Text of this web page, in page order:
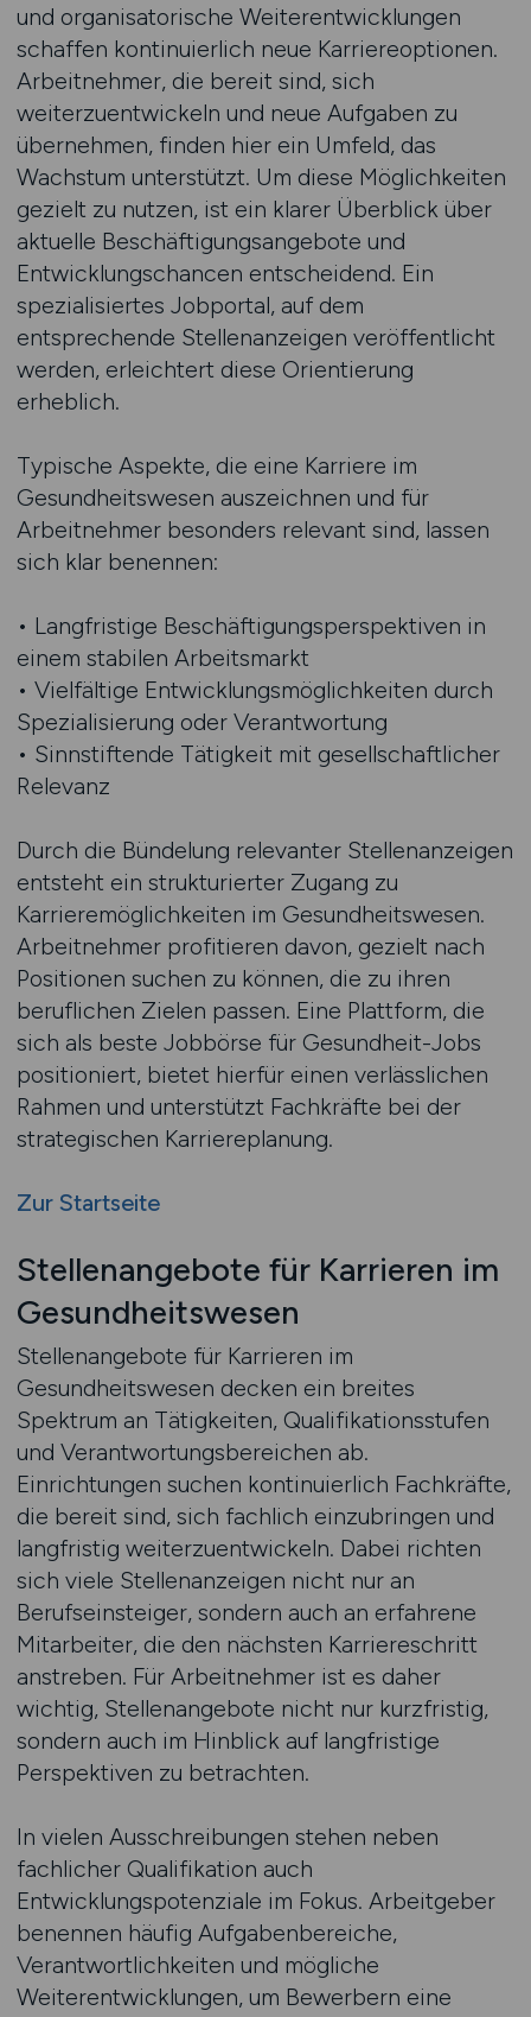
und organisatorische Weiterentwicklungen
schaffen kontinuierlich neue Karriereoptionen.
Arbeitnehmer, die bereit sind, sich
weiterzuentwickeln und neue Aufgaben zu
übernehmen, finden hier ein Umfeld, das
Wachstum unterstützt. Um diese Möglichkeiten
gezielt zu nutzen, ist ein klarer Überblick über
aktuelle Beschäftigungsangebote und
Entwicklungschancen entscheidend. Ein
spezialisiertes Jobportal, auf dem
entsprechende Stellenanzeigen veröffentlicht
werden, erleichtert diese Orientierung
erheblich.
Typische Aspekte, die eine Karriere im
Gesundheitswesen auszeichnen und für
Arbeitnehmer besonders relevant sind, lassen
sich klar benennen:
• Langfristige Beschäftigungsperspektiven in
einem stabilen Arbeitsmarkt
• Vielfältige Entwicklungsmöglichkeiten durch
Spezialisierung oder Verantwortung
• Sinnstiftende Tätigkeit mit gesellschaftlicher
Relevanz
Durch die Bündelung relevanter Stellenanzeigen
entsteht ein strukturierter Zugang zu
Karrieremöglichkeiten im Gesundheitswesen.
Arbeitnehmer profitieren davon, gezielt nach
Positionen suchen zu können, die zu ihren
beruflichen Zielen passen. Eine Plattform, die
sich als beste Jobbörse für Gesundheit-Jobs
positioniert, bietet hierfür einen verlässlichen
Rahmen und unterstützt Fachkräfte bei der
strategischen Karriereplanung.
Zur Startseite
Stellenangebote für Karrieren im
Gesundheitswesen
Stellenangebote für Karrieren im
Gesundheitswesen decken ein breites
Spektrum an Tätigkeiten, Qualifikationsstufen
und Verantwortungsbereichen ab.
Einrichtungen suchen kontinuierlich Fachkräfte,
die bereit sind, sich fachlich einzubringen und
langfristig weiterzuentwickeln. Dabei richten
sich viele Stellenanzeigen nicht nur an
Berufseinsteiger, sondern auch an erfahrene
Mitarbeiter, die den nächsten Karriereschritt
anstreben. Für Arbeitnehmer ist es daher
wichtig, Stellenangebote nicht nur kurzfristig,
sondern auch im Hinblick auf langfristige
Perspektiven zu betrachten.
In vielen Ausschreibungen stehen neben
fachlicher Qualifikation auch
Entwicklungspotenziale im Fokus. Arbeitgeber
benennen häufig Aufgabenbereiche,
Verantwortlichkeiten und mögliche
Weiterentwicklungen, um Bewerbern eine